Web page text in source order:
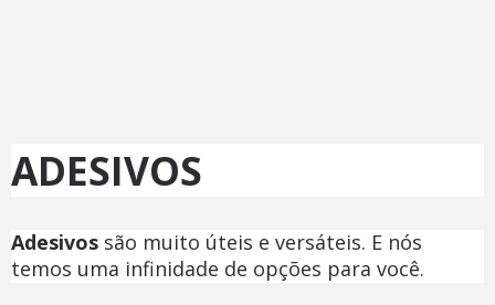
ADESIVOS
Adesivos são muito úteis e versáteis. E nós
temos uma infinidade de opções para você.